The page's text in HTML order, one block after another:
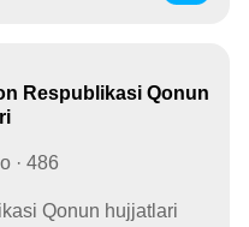
Respublikasi Qonun
· 486
Qonun hujjatlari